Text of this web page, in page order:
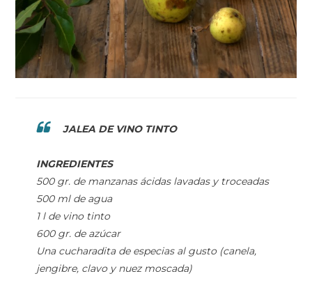
JALEA DE VINO TINTO
INGREDIENTES
500 gr. de manzanas ácidas lavadas y troceadas
500 ml de agua
1 l de vino tinto
600 gr. de azúcar
Una cucharadita de especias al gusto (canela,
jengibre, clavo y nuez moscada)